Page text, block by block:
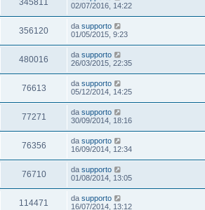
345811
02/07/2016, 14:22
356120 da supporto
01/05/2015, 9:23
480016 da supporto
26/03/2015, 22:35
76613 da supporto
05/12/2014, 14:25
77271 da supporto
30/09/2014, 18:16
76356 da supporto
16/09/2014, 12:34
76710 da supporto
01/08/2014, 13:05
114471 da supporto
16/07/2014, 13:12